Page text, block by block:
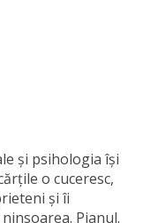
și psihologia își
o cuceresc,
și îi
Pianul.